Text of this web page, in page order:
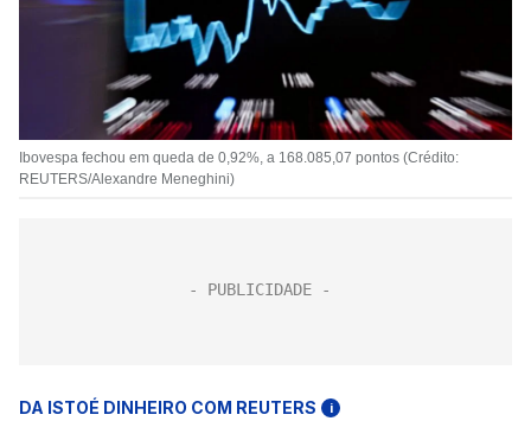
Ibovespa fechou em queda de 0,92%, a 168.085,07 pontos (Crédito:
REUTERS/Alexandre Meneghini)
DA ISTOÉ DINHEIRO COM REUTERS i